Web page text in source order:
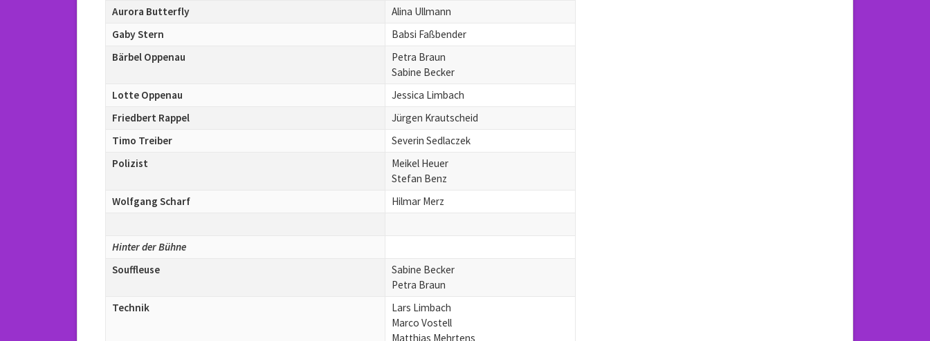
Aurora Butterfly
Alina Ullmann
Gaby Stern
Babsi Faßbender
Bärbel Oppenau
Petra Braun
Sabine Becker
Lotte Oppenau
Jessica Limbach
Friedbert Rappel
Jürgen Krautscheid
Timo Treiber
Severin Sedlaczek
Polizist
Meikel Heuer
Stefan Benz
Wolfgang Scharf
Hilmar Merz
Hinter der Bühne
Souffleuse
Sabine Becker
Petra Braun
Technik
Lars Limbach
Marco Vostell
Matthias Mehrtens